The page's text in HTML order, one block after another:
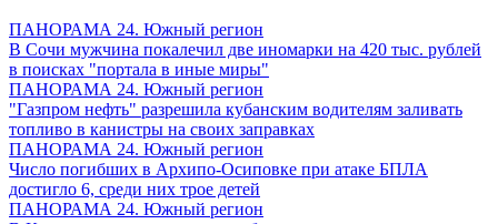
ПАНОРАМА 24. Южный регион
В Сочи мужчина покалечил две иномарки на 420 тыс. рублей
в поисках "портала в иные миры"
ПАНОРАМА 24. Южный регион
"Газпром нефть" разрешила кубанским водителям заливать
топливо в канистры на своих заправках
ПАНОРАМА 24. Южный регион
Число погибших в Архипо-Осиповке при атаке БПЛА
достигло 6, среди них трое детей
ПАНОРАМА 24. Южный регион